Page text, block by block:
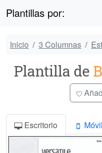
Plantillas por:
Inicio 3 Columnas
Plantilla de
Escritorio Móvil